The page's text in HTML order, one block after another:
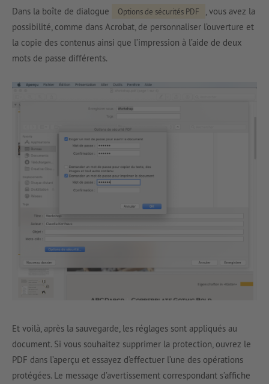
Dans la boîte de dialogue Options de sécurités PDF
, vous avez la
possibilité, comme dans Acrobat, de personnaliser l’ouverture et
la copie des contenus ainsi que l’impression à l’aide de deux
mots de passe différents.
Et voilà, après la sauvegarde, les réglages sont appliqués au
document. Si vous souhaitez supprimer la protection, ouvrez le
PDF dans l’aperçu et essayez d’effectuer l’une des opérations
protégées. Le message d’avertissement correspondant s’affiche